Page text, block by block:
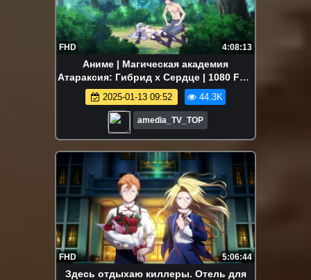
FHD 4:08:13
Аниме | Магическая академия
Атараксия: Гибрид x Сердце | 1080 FHD
| Все серии Аниме Марафон
2025-01-13 09:52 44.3K
amedia_TV_TOP
FHD 5:06:44
Здесь отдыхаю киллеры. Отель для